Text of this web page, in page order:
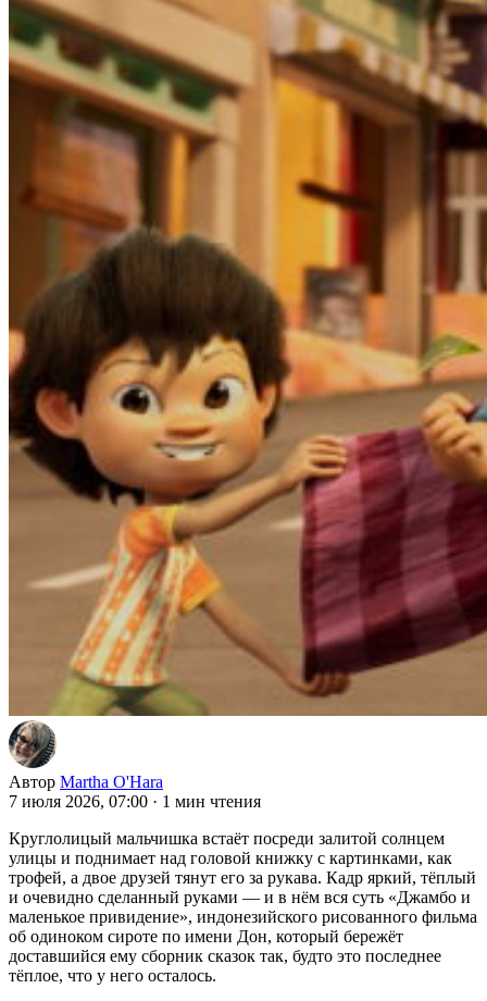
Автор Martha O'Hara
7 июля 2026, 07:00 · 1 мин чтения
Круглолицый мальчишка встаёт посреди залитой солнцем
улицы и поднимает над головой книжку с картинками, как
трофей, а двое друзей тянут его за рукава. Кадр яркий, тёплый
и очевидно сделанный руками — и в нём вся суть «Джамбо и
маленькое привидение», индонезийского рисованного фильма
об одиноком сироте по имени Дон, который бережёт
доставшийся ему сборник сказок так, будто это последнее
тёплое, что у него осталось.